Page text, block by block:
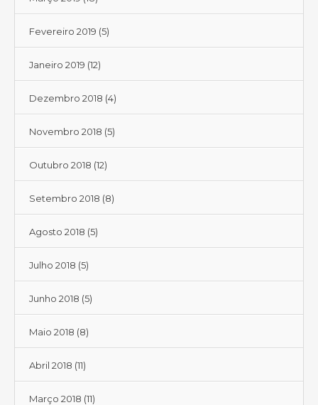
Fevereiro 2019 (5)
Janeiro 2019 (12)
Dezembro 2018 (4)
Novembro 2018 (5)
Outubro 2018 (12)
Setembro 2018 (8)
Agosto 2018 (5)
Julho 2018 (5)
Junho 2018 (5)
Maio 2018 (8)
Abril 2018 (11)
Março 2018 (11)